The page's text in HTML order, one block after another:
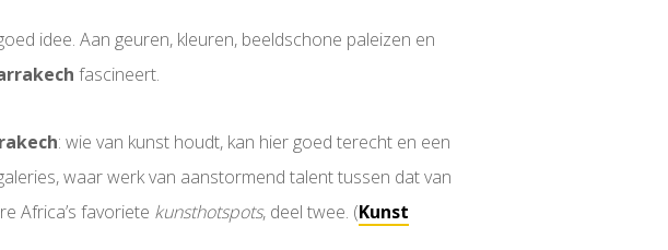
idee. Aan geuren, kleuren, beeldschone paleizen en
fascineert.
: wie van kunst houdt, kan hier goed terecht en een
waar werk van aanstormend talent tussen dat van
Africa’s favoriete kunsthotspots, deel twee. (Kunst